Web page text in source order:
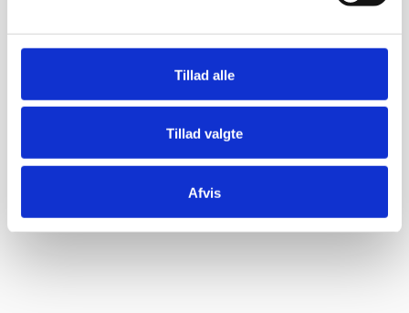
Tillad alle
Tillad valgte
Afvis